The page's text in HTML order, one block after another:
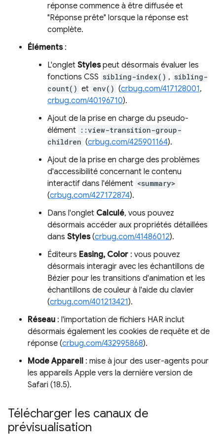
réponse commence à être diffusée et
"Réponse prête" lorsque la réponse est
complète.
Éléments:
L'onglet Stylespeut désormais évaluer les
fonctions CSS sibling-index() , sibling-
count() et env() (crbug.com/417128001,
crbug.com/40196710).
Ajout de la prise en charge du pseudo-
élément ::view-transition-group-
children (crbug.com/425901164).
Ajout de la prise en charge des problèmes
d'accessibilité concernant le contenu
interactif dans l'élément <summary>
(crbug.com/427172874).
Dans l'onglet Calculé, vous pouvez
désormais accéder aux propriétés détaillées
dans Styles(crbug.com/41486012).
Éditeurs Easing, Color : vous pouvez
désormais interagir avec les échantillons de
Bézier pour les transitions d'animation et les
échantillons de couleur à l'aide du clavier
(crbug.com/401213421).
Réseau : l'importation de fichiers HAR inclut
désormais également les cookies de requête et de
réponse (crbug.com/432995868).
Mode Appareil : mise à jour des user-agents pour
les appareils Apple vers la dernière version de
Safari (18.5).
Télécharger les canaux de
prévisualisation